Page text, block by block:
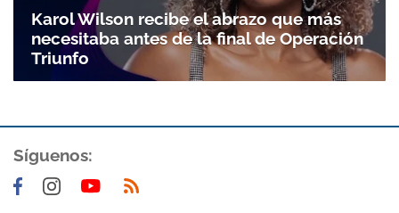
Gracias por suscribirte a nuestro boletín.
ACEPTAR
Karol Wilson recibe el abrazo que más
necesitaba antes de la final de Operación
Triunfo
Síguenos: